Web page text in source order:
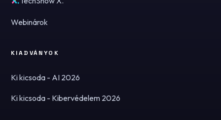
Webinárok
KIADVÁNYOK
Ki kicsoda - AI 2026
Ki kicsoda - Kibervédelem 2026